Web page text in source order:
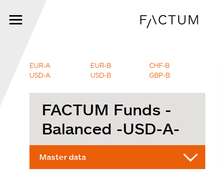
main
EUR-A EUR-B
CHF-B
USD-A
USD-B GBP-B